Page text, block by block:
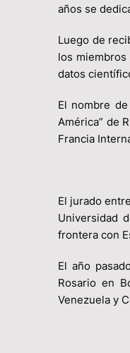
años se
Luego de
los
datos
El nombre
América” de
Francia
El jurado
Universidad
frontera con
El año
Rosario en
Venezuela y